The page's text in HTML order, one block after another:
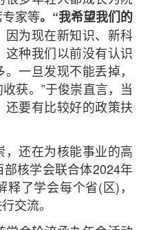
家等。“我希望我们的
因为现在新知识、新科
这种我们以前没有认识
一旦发现不能丢掉，
获。”于俊崇直言，当
还要有比较好的政策扶
，还在为核能事业的高
核学会联合体2024年
释了学会每个省(区)，
交流。